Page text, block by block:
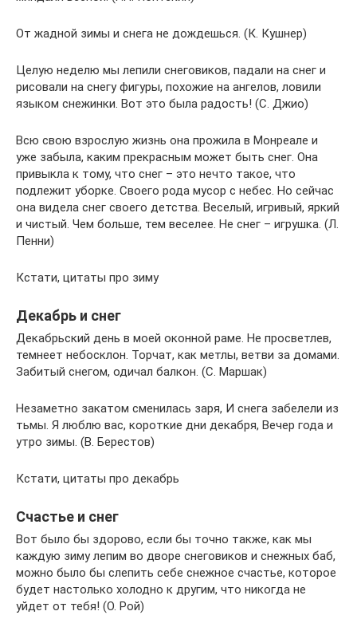
От жадной зимы и снега не дождешься. (К. Кушнер)
Целую неделю мы лепили снеговиков, падали на снег и
рисовали на снегу фигуры, похожие на ангелов, ловили
языком снежинки. Вот это была радость! (С. Джио)
Всю свою взрослую жизнь она прожила в Монреале и
уже забыла, каким прекрасным может быть снег. Она
привыкла к тому, что снег – это нечто такое, что
подлежит уборке. Своего рода мусор с небес. Но сейчас
она видела снег своего детства. Веселый, игривый, яркий
и чистый. Чем больше, тем веселее. Не снег – игрушка. (Л.
Пенни)
Кстати, цитаты про зиму
Декабрь и снег
Декабрьский день в моей оконной раме. Не просветлев,
темнеет небосклон. Торчат, как метлы, ветви за домами.
Забитый снегом, одичал балкон. (С. Маршак)
Незаметно закатом сменилась заря, И снега забелели из
тьмы. Я люблю вас, короткие дни декабря, Вечер года и
утро зимы. (В. Берестов)
Кстати, цитаты про декабрь
Счастье и снег
Вот было бы здорово, если бы точно также, как мы
каждую зиму лепим во дворе снеговиков и снежных баб,
можно было бы слепить себе снежное счастье, которое
будет настолько холодно к другим, что никогда не
уйдет от тебя! (О. Рой)